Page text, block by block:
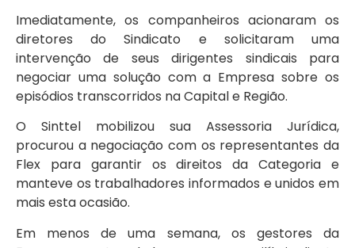
Imediatamente, os companheiros acionaram os
diretores do Sindicato e solicitaram uma
intervenção de seus dirigentes sindicais para
negociar uma solução com a Empresa sobre os
episódios transcorridos na Capital e Região.
O Sinttel mobilizou sua Assessoria Jurídica,
procurou a negociação com os representantes da
Flex para garantir os direitos da Categoria e
manteve os trabalhadores informados e unidos em
mais esta ocasião.
Em menos de uma semana, os gestores da